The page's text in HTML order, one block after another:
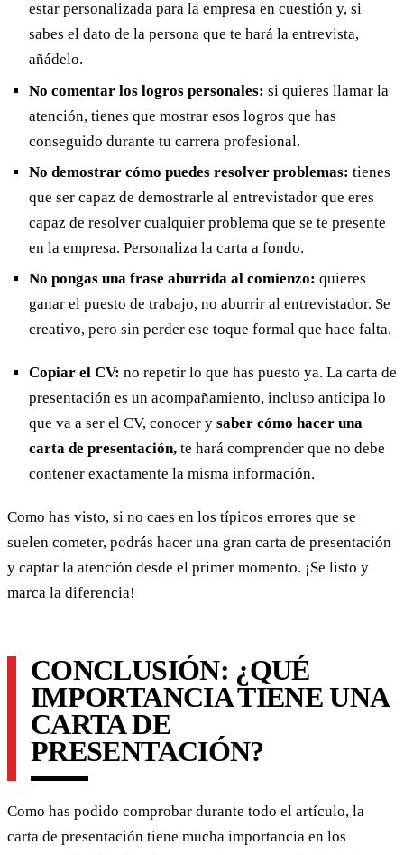
estar personalizada para la empresa en cuestión y, si
sabes el dato de la persona que te hará la entrevista,
añádelo.
No comentar los logros personales: si quieres llamar la
atención, tienes que mostrar esos logros que has
conseguido durante tu carrera profesional.
No demostrar cómo puedes resolver problemas: tienes
que ser capaz de demostrarle al entrevistador que eres
capaz de resolver cualquier problema que se te presente
en la empresa. Personaliza la carta a fondo.
No pongas una frase aburrida al comienzo: quieres
ganar el puesto de trabajo, no aburrir al entrevistador. Se
creativo, pero sin perder ese toque formal que hace falta.
Copiar el CV: no repetir lo que has puesto ya. La carta de
presentación es un acompañamiento, incluso anticipa lo
que va a ser el CV, conocer y saber cómo hacer una
carta de presentación, te hará comprender que no debe
contener exactamente la misma información.
Como has visto, si no caes en los típicos errores que se
suelen cometer, podrás hacer una gran carta de presentación
y captar la atención desde el primer momento. ¡Se listo y
marca la diferencia!
CONCLUSIÓN: ¿QUÉ
IMPORTANCIA TIENE UNA
CARTA DE
PRESENTACIÓN?
Como has podido comprobar durante todo el artículo, la
carta de presentación tiene mucha importancia en los